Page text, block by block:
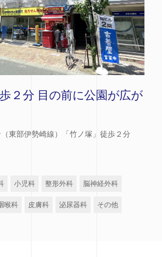
２分 目の前に公園が広が
東部伊勢崎線）「竹ノ塚」徒歩２分
小児科 整形外科 脳神経外科
喉科 皮膚科 泌尿器科 その他